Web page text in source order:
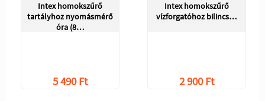
Intex homokszűrő
tartályhoz nyomásmérő
óra (8…
5 490 Ft
Intex homokszűrő
vízforgatóhoz bilincs…
2 900 Ft